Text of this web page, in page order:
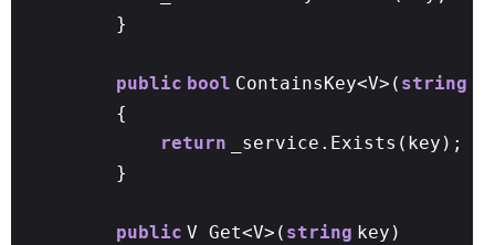
}
public bool ContainsKey<V>( string
{
return
_service.Exists(key);
}
public V Get<V>( string key)